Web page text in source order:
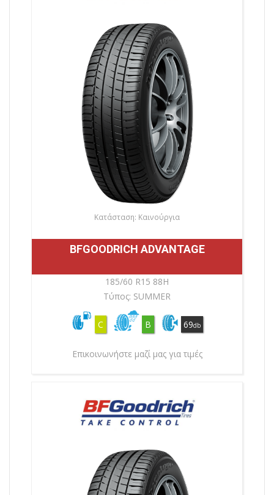
Κατάσταση: Καινούργια
BFGOODRICH ADVANTAGE
185/60 R15 88H
Τύπος: SUMMER
C B 69db
Επικοινωνήστε μαζί μας για τιμές